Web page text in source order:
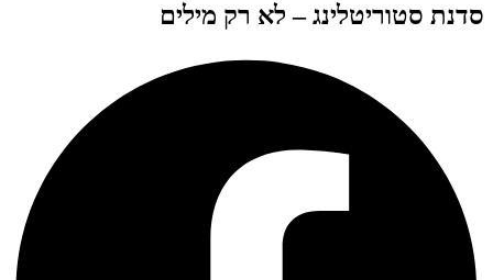
סדנת סטוריטלינג – לא רק מילים